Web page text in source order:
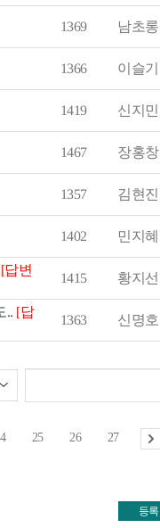
1369 남초롱
1366 이슬기
1419 신지민
1467 장홍창
1357 김현진
1402 민지혜
[답변
1415 황지선
.. [답
1363 신명호
25 26 27
등록